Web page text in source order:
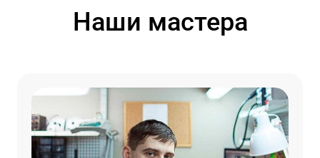
Наши мастера